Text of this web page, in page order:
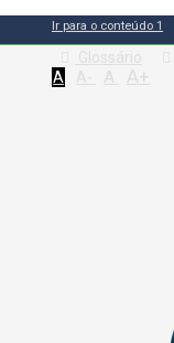
Ir para o conteúdo 1
Glossário
A
A- A A+